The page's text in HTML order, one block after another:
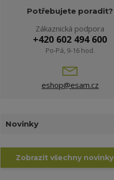
Potřebujete poradit?
Zákaznická podpora
+420 602 494 600
Po-Pá, 9-16 hod.
eshop@esam.cz
Novinky
Zobrazit všechny novinky